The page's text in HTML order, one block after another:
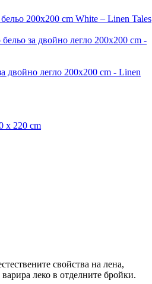
200x200 cm White – Linen Tales
за двойно легло 200x200 cm -
двойно легло 200x200 cm - Linen
x 220 cm
свойства на лена,
леко в отделните бройки.